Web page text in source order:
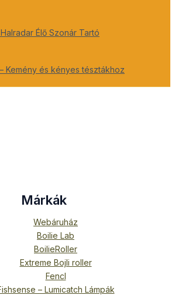
Élő Szonár Tartó
Kemény és kényes tésztákhoz
Márkák
Webáruház
Boilie Lab
BoilieRoller
Extreme Bojli roller
Fencl
– Lumicatch Lámpák